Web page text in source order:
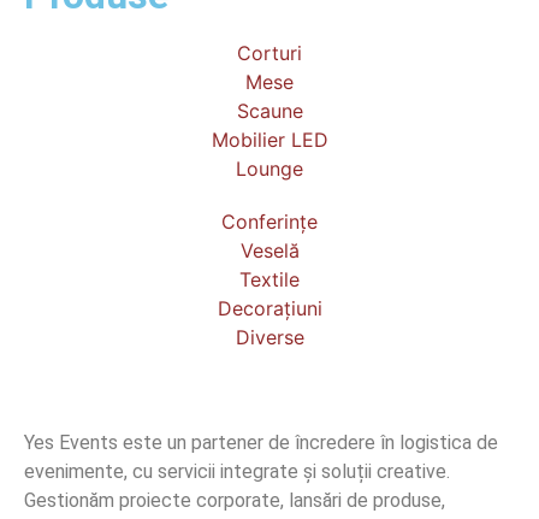
Corturi
Mese
Scaune
Mobilier LED
Lounge
Conferințe
Veselă
Textile
Decorațiuni
Diverse
Yes Events este un partener de încredere în logistica de
evenimente, cu servicii integrate și soluții creative.
Gestionăm proiecte corporate, lansări de produse,